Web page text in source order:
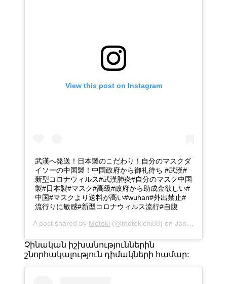
View this post on Instagram
武漢へ発送！日本製のこだわり！自分のマスクダ
イソーの中国製！中国政府から御礼待ち #武漢#
新型コロナウィルス#武漢肺炎#自分のマスク中国
製#日本製#マスク#高級#政府から助成金欲しい#
中国#マスクより送料が高い#wuhan#外出禁止#
流行りに敏感#新型コロナウィルス流行#自腹
A post shared by Motoki (@motokichi88) on Jan 22, 2020 at 11:49pm PST
Չինական իշխանություններին
շնորհակալություն դիմակների համար: